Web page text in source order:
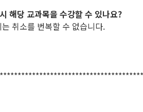
해당 교과목을 수강할 수 있나요?
취소를 번복할 수 없습니다.